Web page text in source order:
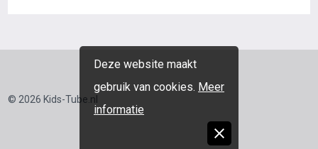
Deze website maakt
gebruik van cookies. Meer
informatie
© 2026 Kids-Tube.nl